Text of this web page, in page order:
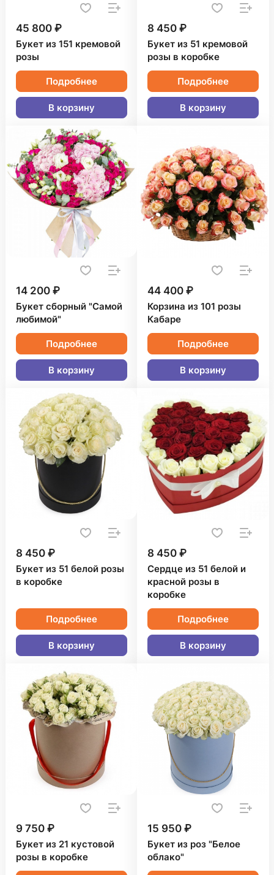
45 800 ₽
Букет из 151 кремовой
розы
Подробнее
В корзину
8 450 ₽
Букет из 51 кремовой
розы в коробке
Подробнее
В корзину
14 200 ₽
Букет сборный "Самой
любимой"
Подробнее
В корзину
44 400 ₽
Корзина из 101 розы
Кабаре
Подробнее
В корзину
8 450 ₽
Букет из 51 белой розы
в коробке
Подробнее
В корзину
8 450 ₽
Сердце из 51 белой и
красной розы в
коробке
Подробнее
В корзину
9 750 ₽
Букет из 21 кустовой
розы в коробке
15 950 ₽
Букет из роз "Белое
облако"